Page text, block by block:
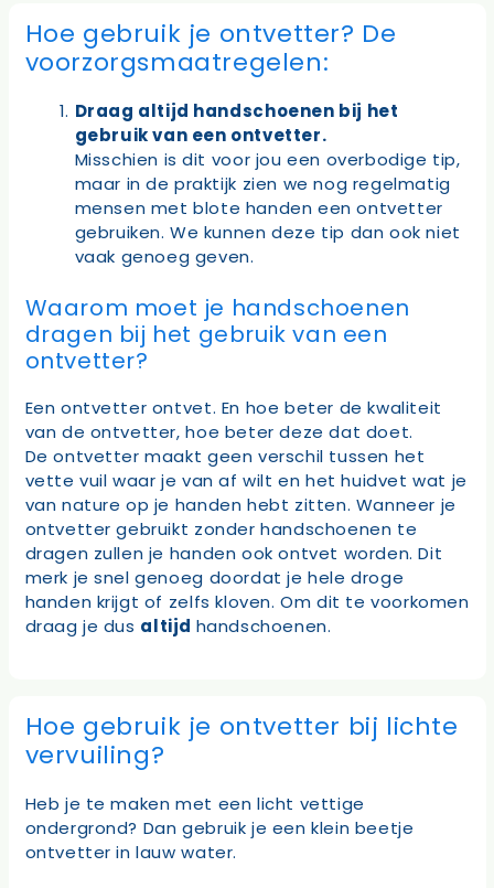
Hoe gebruik je ontvetter? De
voorzorgsmaatregelen:
Draag altijd handschoenen bij het
gebruik van een ontvetter.
Misschien is dit voor jou een overbodige tip,
maar in de praktijk zien we nog regelmatig
mensen met blote handen een ontvetter
gebruiken. We kunnen deze tip dan ook niet
vaak genoeg geven.
Waarom moet je handschoenen
dragen bij het gebruik van een
ontvetter?
Een ontvetter ontvet. En hoe beter de kwaliteit
van de ontvetter, hoe beter deze dat doet.
De ontvetter maakt geen verschil tussen het
vette vuil waar je van af wilt en het huidvet wat je
van nature op je handen hebt zitten. Wanneer je
ontvetter gebruikt zonder handschoenen te
dragen zullen je handen ook ontvet worden. Dit
merk je snel genoeg doordat je hele droge
handen krijgt of zelfs kloven. Om dit te voorkomen
draag je dus altijd handschoenen.
Hoe gebruik je ontvetter bij lichte
vervuiling?
Heb je te maken met een licht vettige
ondergrond? Dan gebruik je een klein beetje
ontvetter in lauw water.